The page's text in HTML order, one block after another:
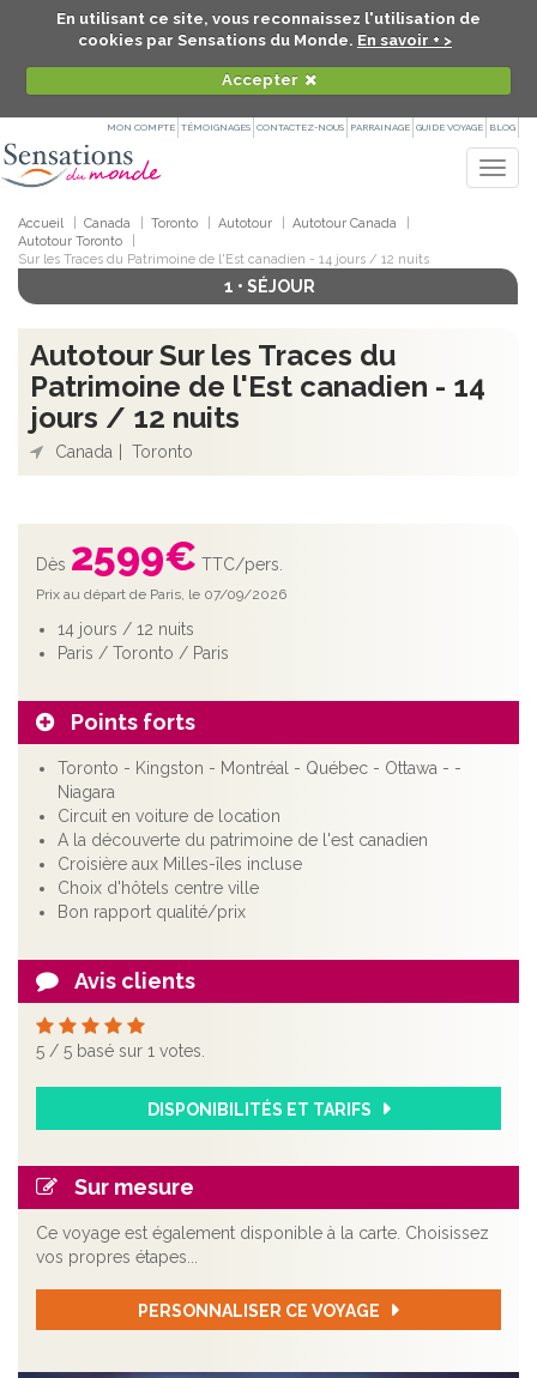
En utilisant ce site, vous reconnaissez l'utilisation de
cookies par Sensations du Monde. En savoir + >
Accepter
MON COMPTE TÉMOIGNAGES CONTACTEZ-NOUS PARRAINAGE GUIDE VOYAGE BLOG
Accueil Canada Toronto Autotour
Autotour Canada
Autotour Toronto
Sur les Traces du Patrimoine de l'Est canadien - 14 jours / 12 nuits
1 • SÉJOUR
Autotour Sur les Traces du
Patrimoine de l'Est canadien - 14
jours / 12 nuits
Canada Toronto
Dès 2599€ TTC/pers.
Prix au départ de Paris, le 07/09/2026
14 jours / 12 nuits
Paris / Toronto / Paris
Points forts
Toronto - Kingston - Montréal - Québec - Ottawa - -
Niagara
Circuit en voiture de location
A la découverte du patrimoine de l'est canadien
Croisière aux Milles-îles incluse
Choix d'hôtels centre ville
Bon rapport qualité/prix
Avis clients
5 / 5 basé sur 1 votes.
DISPONIBILITÉS ET TARIFS
Sur mesure
Ce voyage est également disponible à la carte. Choisissez
vos propres étapes...
PERSONNALISER CE VOYAGE